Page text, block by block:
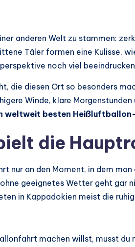
anderen Welt zu stammen:
Täler formen eine Kulisse,
noch viel
die diesen Ort so besonders
Winde, klare
weltweit besten
die
nur an den Moment, in dem
geeignetes Wetter geht gar
in Kappadokien meist die
machen willst, musst du